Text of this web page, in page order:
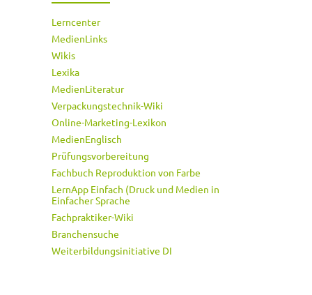
Lerncenter
MedienLinks
Wikis
Lexika
MedienLiteratur
Verpackungstechnik-Wiki
Online-Marketing-Lexikon
MedienEnglisch
Prüfungsvorbereitung
Fachbuch Reproduktion von Farbe
LernApp Einfach (Druck und Medien in
Einfacher Sprache
Fachpraktiker-Wiki
Branchensuche
Weiterbildungsinitiative DI